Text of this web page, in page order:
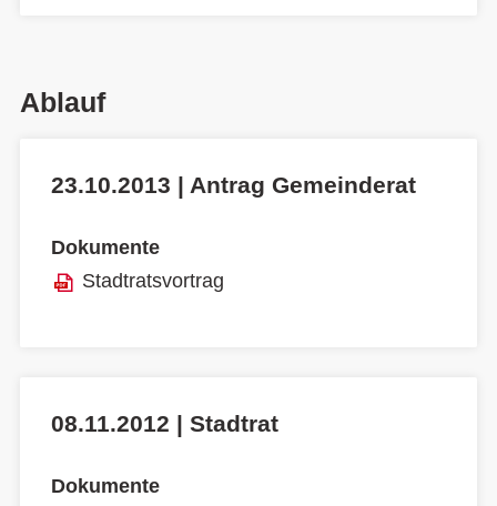
Ablauf
23.10.2013 | Antrag Gemeinderat
Dokumente
Stadtratsvortrag
08.11.2012 | Stadtrat
Dokumente